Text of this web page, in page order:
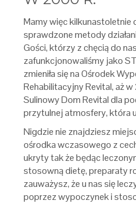
Mamy więc kilkunastoletnie
sprawdzone metody
Gości, którzy z chęcią do
zafunkcjonowaliśmy jako
zmieniła się na Ośrodek
Rehabilitacyjny Revital, aż
Sulinowy Dom Revital dla
przytulnej atmosfery, która
Nigdzie nie znajdziesz
ośrodka wczasowego z
ukryty tak że będąc
stosowną dietę, preparaty
zauważysz, że u nas się
poprzez wypoczynek i